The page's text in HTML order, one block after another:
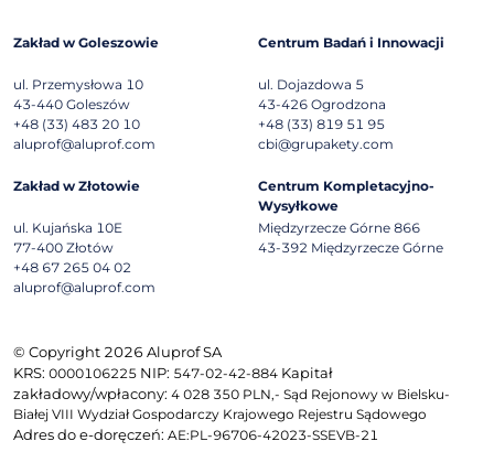
Zakład w Goleszowie
ul. Przemysłowa 10
43-440 Goleszów
+48 (33) 483 20 10
aluprof@aluprof.com
Centrum Badań i Innowacji
ul. Dojazdowa 5
43-426 Ogrodzona
+48 (33) 819 51 95
cbi@grupakety.com
Zakład w Złotowie
ul. Kujańska 10E
77-400 Złotów
+48 67 265 04 02
aluprof@aluprof.com
Centrum Kompletacyjno-
Wysyłkowe
Międzyrzecze Górne 866
43-392 Międzyrzecze Górne
© Copyright 2026 Aluprof SA
KRS: 0000106225 NIP: 547-02-42-884 Kapitał
zakładowy/wpłacony: 4 028 350 PLN,- Sąd Rejonowy w Bielsku-
Białej VIII Wydział Gospodarczy Krajowego Rejestru Sądowego
Adres do e-doręczeń: AE:PL-96706-42023-SSEVB-21